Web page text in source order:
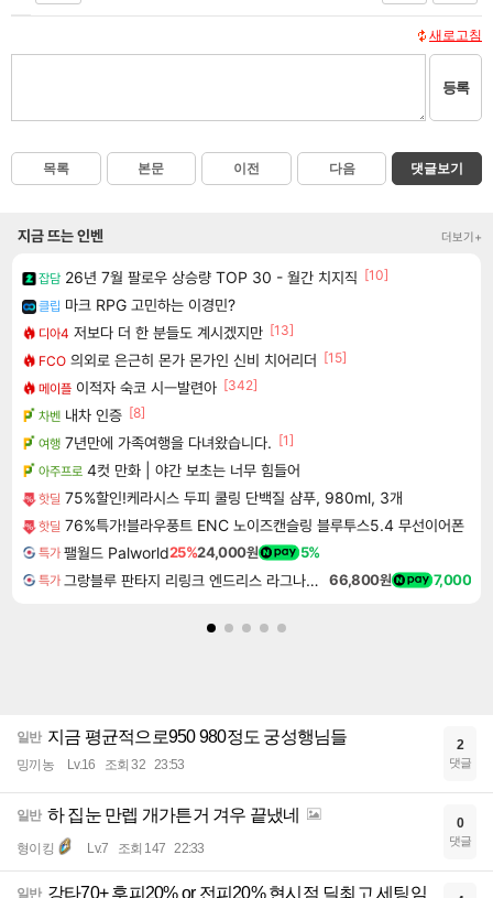
새로고침
등록
목록 본문 이전 다음 댓글보기
지금 뜨는 인벤 더보기+
잡담 26년 7월 팔로우 상승량 TOP 30 - 월간 치지직 [10]
클립 마크 RPG 고민하는 이경민?
디아4 저보다 더 한 분들도 계시겠지만 [13]
FCO 의외로 은근히 몬가 몬가인 신비 치어리더 [15]
메이플 이적자 숙코 시ㅡ발련아 [342]
차벤 내차 인증 [8]
여행 7년만에 가족여행을 다녀왔습니다. [1]
아주프로 4컷 만화 | 야간 보초는 너무 힘들어
핫딜 75%할인!케라시스 두피 쿨링 단백질 샴푸, 980ml, 3개
핫딜 76%특가!블라우풍트 ENC 노이즈캔슬링 블루투스5.4 무선이어폰
특가 팰월드 Palworld25%24,000원 5%
특가 그랑블루 판타지 리링크 엔드리스 라그나로크 Granblue Fantasy Relink Endless Ragnarok 66,800원 7,000
일반 지금 평균적으로950 980정도 궁성행님들
밍끼농 Lv.16 조회 32 23:53
2
댓글
일반 하 집눈 만렙 개가튼거 겨우 끝냈네
형이킹 Lv.7 조회 147 22:33
0
댓글
일반 강타70+ 후피20% or 전피20% 현시점 딜최고 세팅임